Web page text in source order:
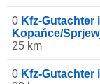
0 Kfz-Gutachter
Kopańce/
25 km
0 Kfz-Gutachter